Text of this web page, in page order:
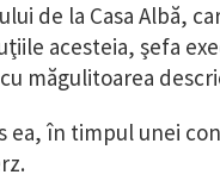
de la Casa Albă,
acesteia, şefa
măgulitoarea
ea, în timpul unei